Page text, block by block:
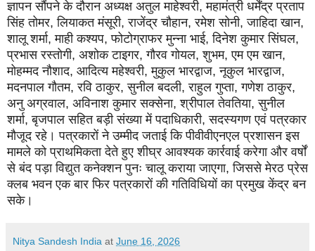
ज्ञापन सौंपने के दौरान अध्यक्ष अतुल माहेश्वरी, महामंत्री धर्मेंद्र प्रताप
सिंह तोमर, लियाकत मंसूरी, राजेंद्र चौहान, रमेश सोनी, जाहिदा खान,
शालू शर्मा, माही कश्यप, फोटोग्राफर मुन्ना भाई, दिनेश कुमार सिंघल,
प्रभास रस्तोगी, अशोक टाइगर, गौरव गोयल, शुभम, एम एम खान,
मोहम्मद नौशाद, आदित्य महेश्वरी, मुकुल भारद्वाज, नूकुल भारद्वाज,
मदनपाल गौतम, रवि ठाकुर, सुनील बदली, राहुल गुप्ता, गणेश ठाकुर,
अनु अग्रवाल, अविनाश कुमार सक्सेना, श्रीपाल तेवतिया, सुनील
शर्मा, बृजपाल सहित बड़ी संख्या में पदाधिकारी, सदस्यगण एवं पत्रकार
मौजूद रहे। पत्रकारों ने उम्मीद जताई कि पीवीवीएनएल प्रशासन इस
मामले को प्राथमिकता देते हुए शीघ्र आवश्यक कार्रवाई करेगा और वर्षों
से बंद पड़ा विद्युत कनेक्शन पुनः चालू कराया जाएगा, जिससे मेरठ प्रेस
क्लब भवन एक बार फिर पत्रकारों की गतिविधियों का प्रमुख केंद्र बन
सके।
Nitya Sandesh India at June 16, 2026